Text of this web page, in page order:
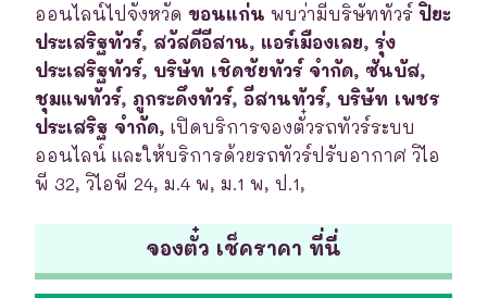
ออนไลน์ไปจังหวัด ขอนแก่น พบว่ามีบริษัททัวร์ ปิยะ
ประเสริฐทัวร์, สวัสดีอีสาน, แอร์เมืองเลย, รุ่ง
ประเสริฐทัวร์, บริษัท เชิดชัยทัวร์ จำกัด, ซันบัส,
ชุมแพทัวร์, ภูกระดึงทัวร์, อีสานทัวร์, บริษัท เพชร
ประเสริฐ จำกัด, เปิดบริการจองตั๋วรถทัวร์ระบบ
ออนไลน์ และให้บริการด้วยรถทัวร์ปรับอากาศ วิไอ
พี 32, วิไอพี 24, ม.4 พ, ม.1 พ, ป.1,
จองตั๋ว เช็คราคา ที่นี่